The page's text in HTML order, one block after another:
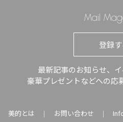
Mail
登録す
最新記事のお知らせ、イ
豪華プレゼントなどへの応
美的とは ｜ お問い合わせ ｜